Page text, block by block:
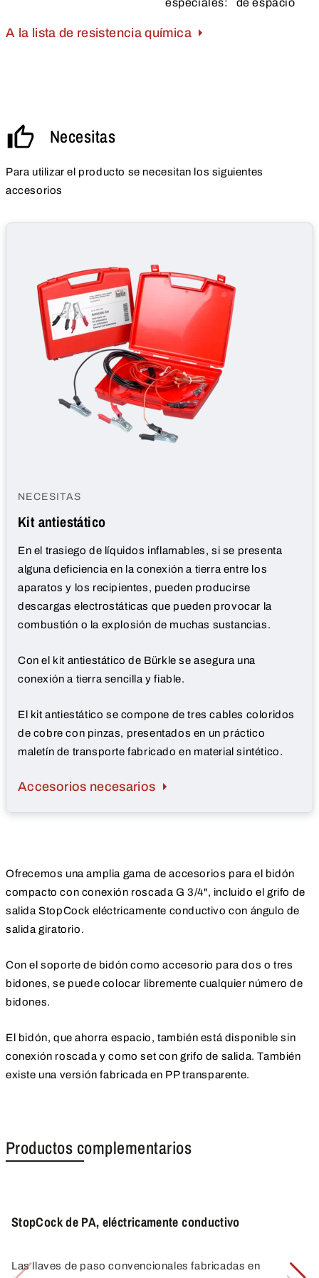
A la lista de resistencia química
Necesitas
Para utilizar el producto se necesitan los siguientes
accesorios
NECESITAS
Kit antiestático
En el trasiego de líquidos inflamables, si se presenta
alguna deficiencia en la conexión a tierra entre los
aparatos y los recipientes, pueden producirse
descargas electrostáticas que pueden provocar la
combustión o la explosión de muchas sustancias.
Con el kit antiestático de Bürkle se asegura una
conexión a tierra sencilla y fiable.
El kit antiestático se compone de tres cables coloridos
de cobre con pinzas, presentados en un práctico
maletín de transporte fabricado en material sintético.
Accesorios necesarios
Ofrecemos una amplia gama de accesorios para el bidón
compacto con conexión roscada G 3/4", incluido el grifo de
salida StopCock eléctricamente conductivo con ángulo de
salida giratorio.
Con el soporte de bidón como accesorio para dos o tres
bidones, se puede colocar libremente cualquier número de
bidones.
El bidón, que ahorra espacio, también está disponible sin
conexión roscada y como set con grifo de salida. También
existe una versión fabricada en PP transparente.
Productos complementarios
StopCock de PA, eléctricamente conductivo
Las llaves de paso convencionales fabricadas en